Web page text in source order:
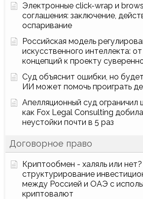
Электронные click-wrap и
соглашения: заключение,
оспаривание
Российская модель
искусственного интеллекта:
концепций к проекту
Суд объяснит ошибки, но
ИИ может помочь проиграть
Апелляционный суд ограничил
как Fox Legal Consulting
неустойки почти в 5 раз
Договорное право
Криптообмен - халяль или
структурирование
между Россией и ОАЭ с
криптовалют